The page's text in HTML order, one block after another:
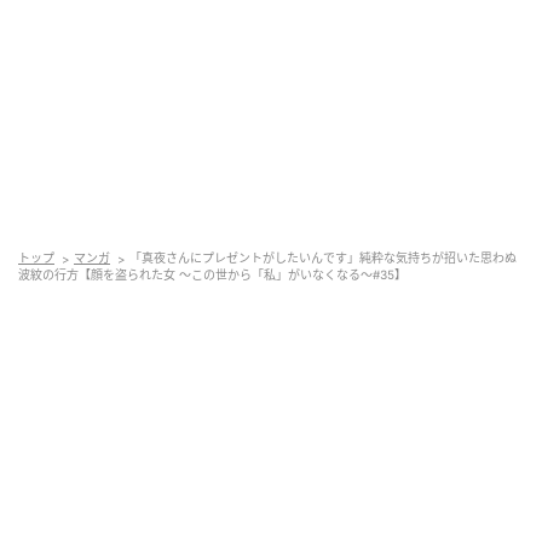
トップ マンガ
「真夜さんにプレゼントがしたいんです」純粋な気持ちが招いた思わぬ
波紋の行方【顔を盗られた女 ～この世から「私」がいなくなる～#35】